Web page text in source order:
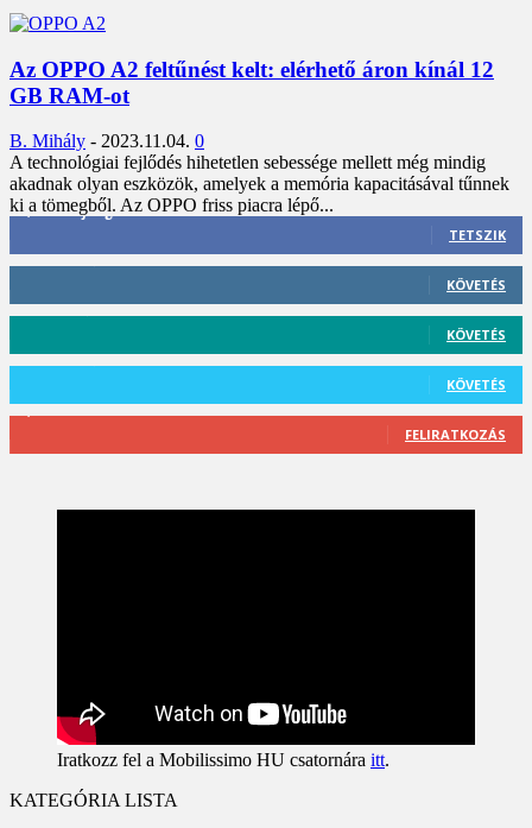
Az OPPO A2 feltűnést kelt: elérhető áron kínál 12
GB RAM-ot
B. Mihály - 2023.11.04. 0
A technológiai fejlődés hihetetlen sebessége mellett még mindig
akadnak olyan eszközök, amelyek a memória kapacitásával tűnnek
ki a tömegből. Az OPPO friss piacra lépő...
3,452 Rajongók
TETSZIK
KÖVETÉS
KÖVETÉS
KÖVETÉS
FELIRATKOZÁS
Iratkozz fel a Mobilissimo HU csatornára itt.
KATEGÓRIA LISTA